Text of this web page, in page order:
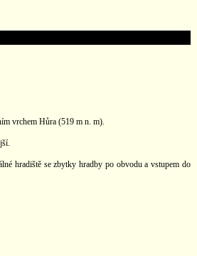
vrchem Hůra (519 m n. m).
hradiště se zbytky hradby po obvodu a vstupem do